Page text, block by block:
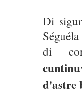
Di
di
d'astre